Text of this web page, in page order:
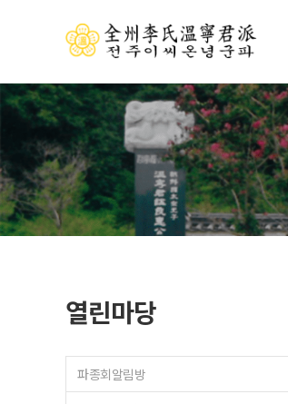
열린마당
파종회알림방